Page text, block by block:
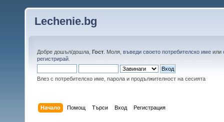
Lechenie.bg
Добре дошъл/дошла, Гост . Моля, въведи своето потребителско име или
регистрирай
Влез с потребителско име, парола и продължителност на сесията
Начало Помощ Търси Вход Регистрация